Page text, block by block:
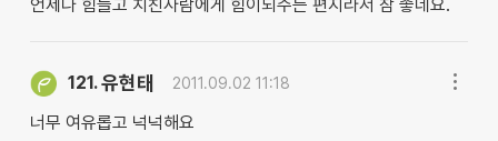
언제나 힘들고 치친사람에게 힘이되주는 편지라서 참 좋네요.
121.유현태 2011.09.02 11:18
너무 여유롭고 넉넉해요